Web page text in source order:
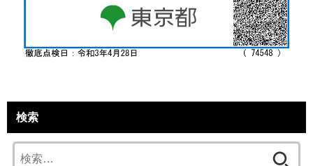
検索